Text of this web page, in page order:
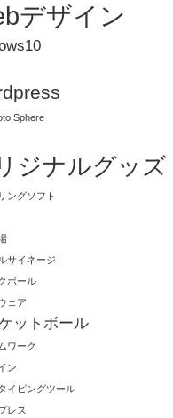
デザイン
Sphere
ジナルグッズ
ングソフト
サイネージ
ボール
ェア
ットボール
ワーク
ン
イピングツール
レス